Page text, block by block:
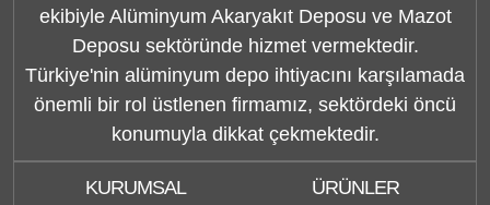
Düzce Sağlam Depo
Çevrimiçi
ekibiyle Alüminyum Akaryakıt Deposu ve Mazot
Deposu sektöründe hizmet vermektedir.
Türkiye'nin alüminyum depo ihtiyacını karşılamada
önemli bir rol üstlenen firmamız, sektördeki öncü
konumuyla dikkat çekmektedir.
KURUMSAL
ÜRÜNLER